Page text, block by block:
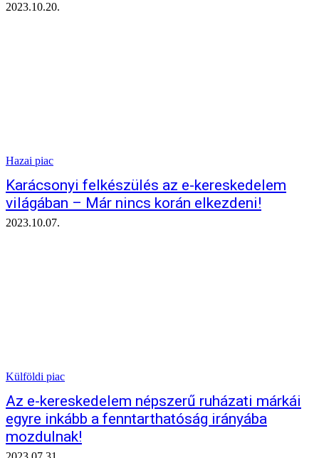
2023.10.20.
Hazai piac
Karácsonyi felkészülés az e-kereskedelem
világában – Már nincs korán elkezdeni!
2023.10.07.
Külföldi piac
Az e-kereskedelem népszerű ruházati márkái
egyre inkább a fenntarthatóság irányába
mozdulnak!